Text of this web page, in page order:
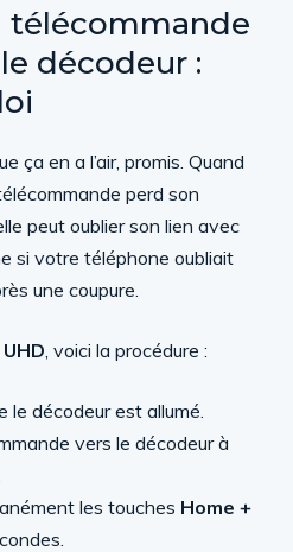
télécommande
décodeur :
ça en a l’air, promis. Quand
perd son
peut oublier son lien avec
si votre téléphone oubliait
une coupure.
, voici la procédure :
le décodeur est allumé.
vers le décodeur à
les touches Home +